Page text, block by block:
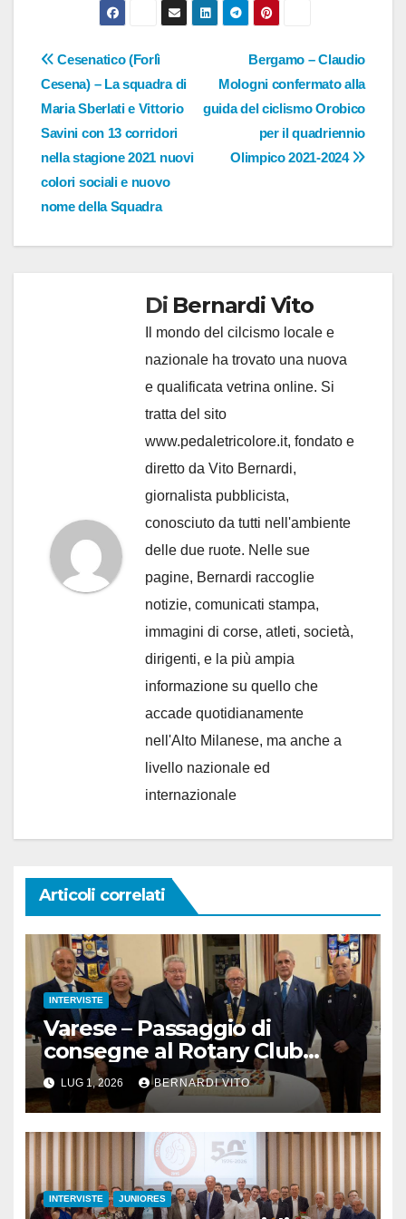
Navigazione
articoli
Bergamo – Claudio
Mologni confermato alla
guida del ciclismo Orobico
per il quadriennio
Olimpico 2021-2024
Cesenatico (Forlì
Cesena) – La squadra di
Maria Sberlati e Vittorio
Savini con 13 corridori
nella stagione 2021 nuovi
colori sociali e nuovo
nome della Squadra
Di Bernardi Vito
Il mondo del cilcismo locale e
nazionale ha trovato una nuova
e qualificata vetrina online. Si
tratta del sito
www.pedaletricolore.it, fondato e
diretto da Vito Bernardi,
giornalista pubblicista,
conosciuto da tutti nell'ambiente
delle due ruote. Nelle sue
pagine, Bernardi raccoglie
notizie, comunicati stampa,
immagini di corse, atleti, società,
dirigenti, e la più ampia
informazione su quello che
accade quotidianamente
nell'Alto Milanese, ma anche a
livello nazionale ed
internazionale
Articoli correlati
INTERVISTE
Varese – Passaggio di
consegne al Rotary Club
Varese Ceresio
LUG 1, 2026 BERNARDI VITO
INTERVISTE JUNIORES